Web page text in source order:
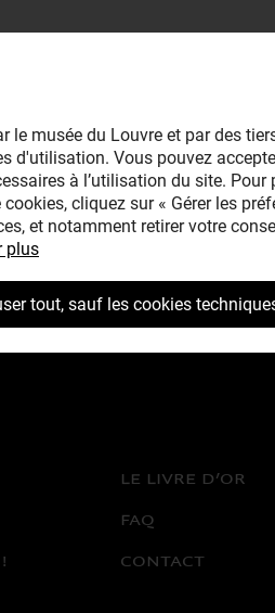
LE LIVRE D’OR
FAQ
CONTACT
le musée du Louvre et par des
d'utilisation. Vous pouvez
à l’utilisation du site.
cliquez sur « Gérer les
et notamment retirer votre
plus
tout, sauf les cookies